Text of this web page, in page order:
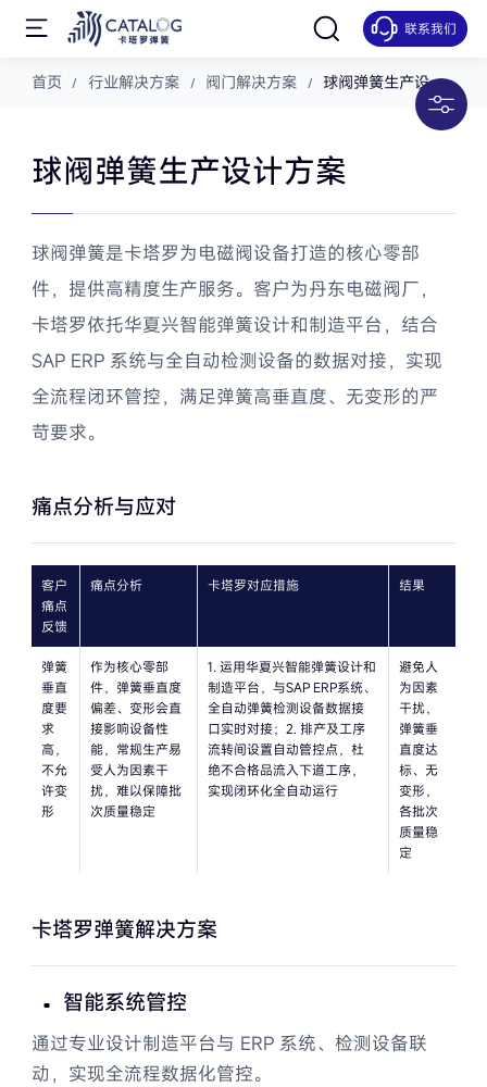
联系我们
首页 行业解决方案 阀门解决方案
球阀弹簧生产设计
汽车解决方案
新能源解决方案
机械解决方案
电子解决方案
碟阀弹簧生产设计方案
止回阀弹簧生产设计方案
阀门弹簧改进工程
安全阀中安装不锈钢弹簧能起到
什么作用？
海底200米、保用30年的泄压阀
阀门弹簧的设计要点
阀门弹簧生产设计方案
球阀弹簧生产设计方案
球阀弹簧是卡塔罗为电磁阀设备打造的核心零部
件，提供高精度生产服务。客户为丹东电磁阀厂，
卡塔罗依托华夏兴智能弹簧设计和制造平台，结合
SAP ERP 系统与全自动检测设备的数据对接，实现
全流程闭环管控，满足弹簧高垂直度、无变形的严
苛要求。
痛点分析与应对
客户
痛点
反馈
痛点分析 卡塔罗对应措施 结果
弹簧
垂直
度要
求
高，
不允
许变
形
作为核心零部
件，弹簧垂直度
偏差、变形会直
接影响设备性
能，常规生产易
受人为因素干
扰，难以保障批
次质量稳定
1. 运用华夏兴智能弹簧设计和
制造平台，与SAP ERP系统、
全自动弹簧检测设备数据接
口实时对接；2. 排产及工序
流转间设置自动管控点，杜
绝不合格品流入下道工序，
实现闭环化全自动运行
避免人
为因素
干扰，
弹簧垂
直度达
标、无
变形，
各批次
质量稳
定
卡塔罗弹簧解决方案
智能系统管控
通过专业设计制造平台与 ERP 系统、检测设备联
动，实现全流程数据化管控。